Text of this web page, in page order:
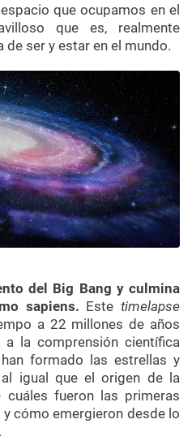
que ocupamos en el
que es, realmente
ser y estar en el mundo.
del Big Bang y culmina
sapiens. Estetimelapse
a 22 millones de años
la comprensión científica
formado las estrellas y
igual que el origen de la
cuáles fueron las primeras
cómo emergieron desde lo